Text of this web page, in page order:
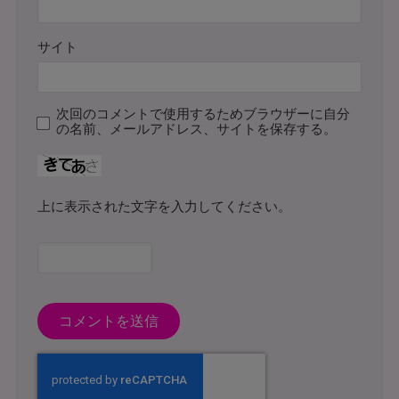
サイト
次回のコメントで使用するためブラウザーに自分
の名前、メールアドレス、サイトを保存する。
上に表示された文字を入力してください。